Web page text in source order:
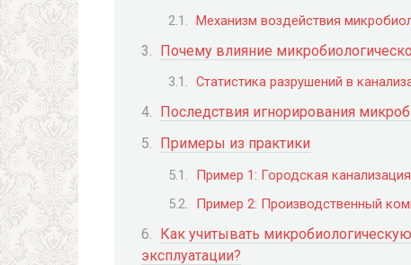
Механизм воздействия
Почему влияние
Статистика разрушений в
Последствия игнорирования
Примеры из практики
Пример 1: Городская
Пример 2: Производственный
Как учитывать
эксплуатации?